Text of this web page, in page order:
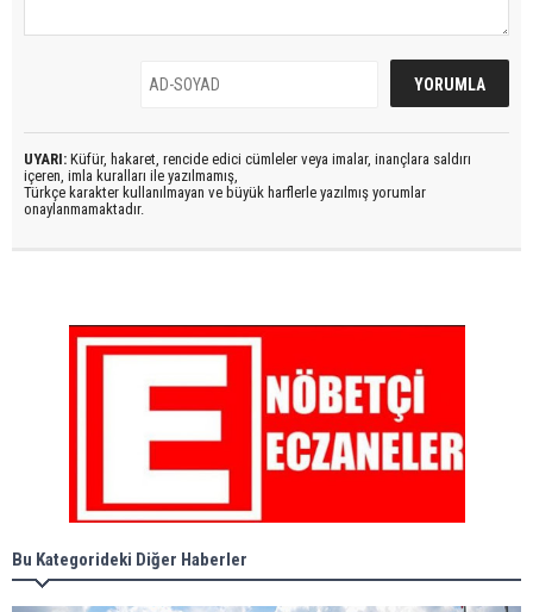
UYARI: Küfür, hakaret, rencide edici cümleler veya imalar, inançlara saldırı
içeren, imla kuralları ile yazılmamış,
Türkçe karakter kullanılmayan ve büyük harflerle yazılmış yorumlar
onaylanmamaktadır.
Bu Kategorideki Diğer Haberler